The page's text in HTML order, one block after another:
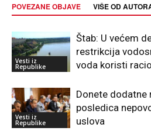
POVEZANE OBJAVE VIŠE OD
Vesti iz
Republike
Štab: U većem
restrikcija
voda koristi
Vesti iz
Republike
Donete dodatne
posledica
uslova